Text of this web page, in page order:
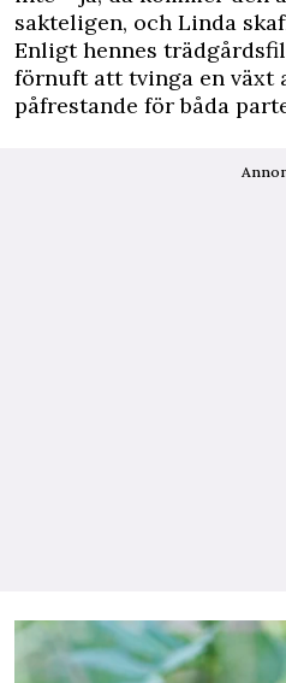
sakteligen, och Linda
Enligt hennes
förnuft att tvinga en växt
påfrestande för båda